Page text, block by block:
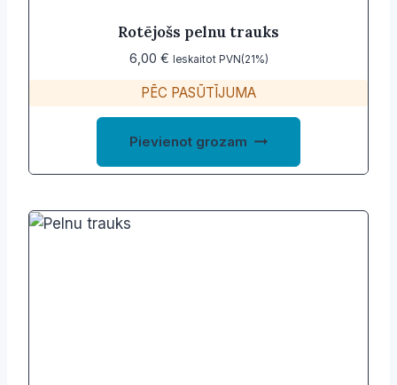
Rotējošs pelnu trauks
6,00 € Ieskaitot PVN(21%)
PĒC PASŪTĪJUMA
Pievienot grozam